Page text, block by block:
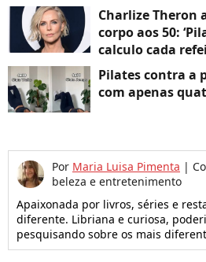
Charlize Theron
corpo aos 50:
calculo cada
Pilates contra a
com apenas
Por Maria Luisa Pimenta |
beleza e entretenimento
Apaixonada por livros, séries e
diferente. Libriana e curiosa,
pesquisando sobre os mais